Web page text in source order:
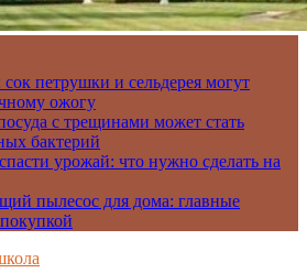
петрушки и сельдерея могут
ожогу
с трещинами может стать
бактерий
урожай: что нужно сделать на
пылесос для дома: главные